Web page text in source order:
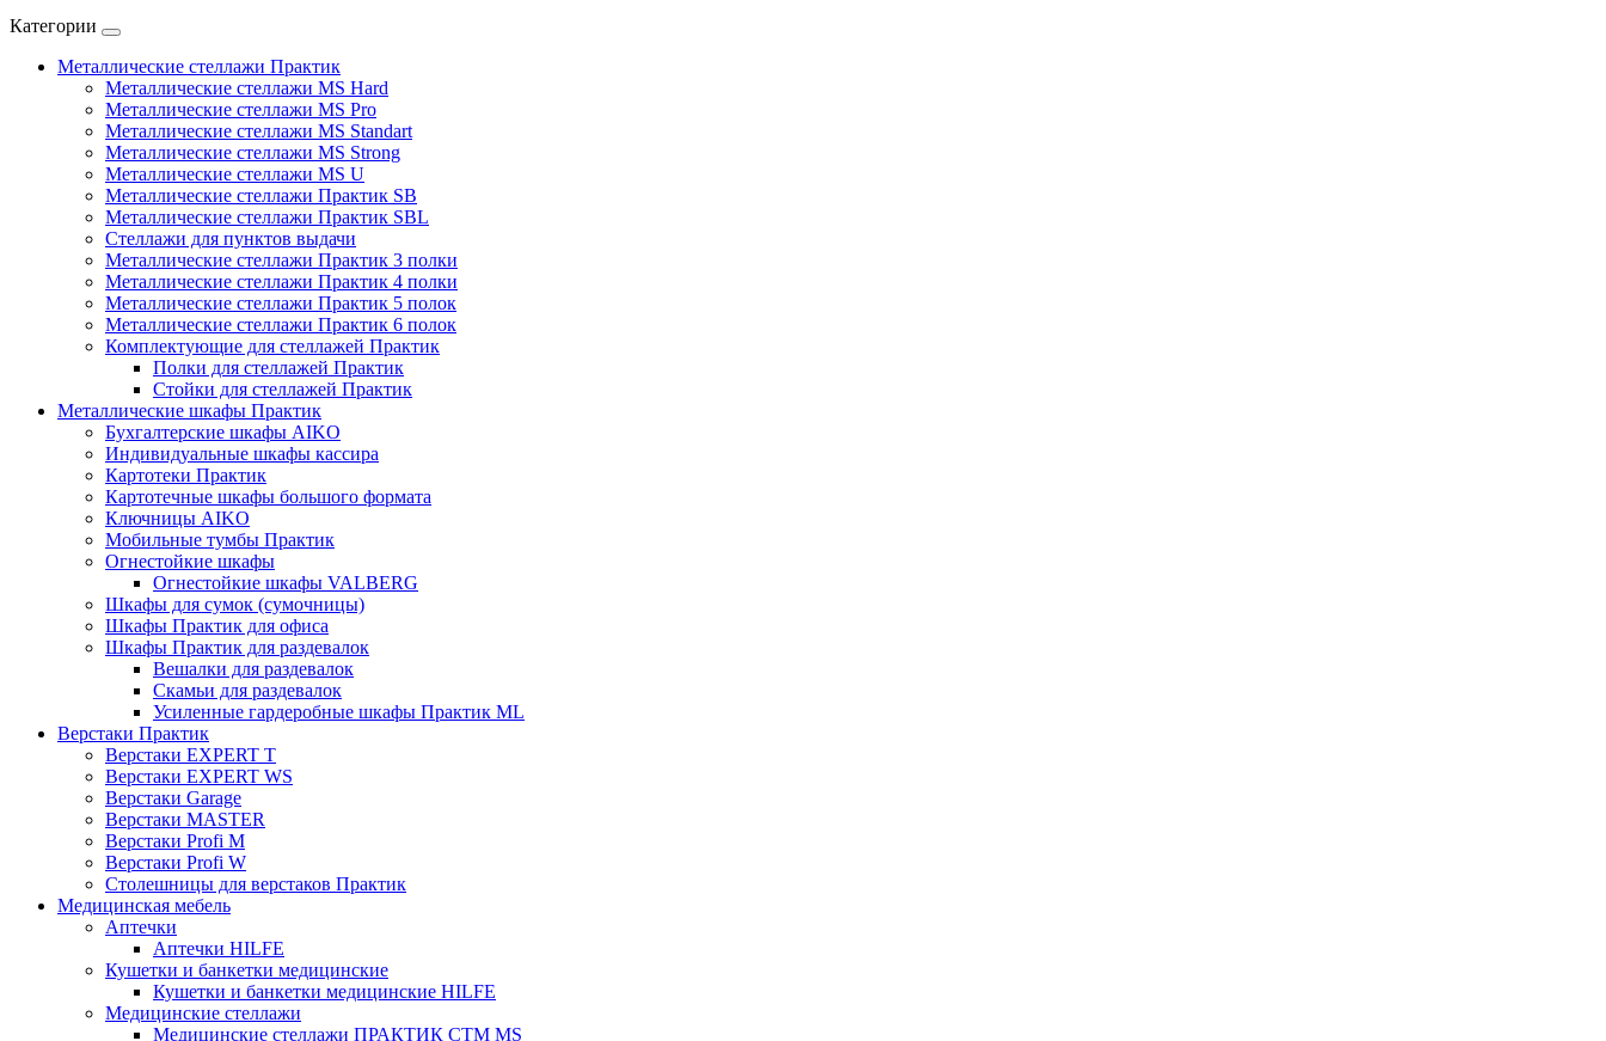
Категории
Металлические стеллажи Практик
Металлические стеллажи MS Hard
Металлические стеллажи MS Pro
Металлические стеллажи MS Standart
Металлические стеллажи MS Strong
Металлические стеллажи MS U
Металлические стеллажи Практик SB
Металлические стеллажи Практик SBL
Стеллажи для пунктов выдачи
Металлические стеллажи Практик 3 полки
Металлические стеллажи Практик 4 полки
Металлические стеллажи Практик 5 полок
Металлические стеллажи Практик 6 полок
Комплектующие для стеллажей Практик
Полки для стеллажей Практик
Стойки для стеллажей Практик
Металлические шкафы Практик
Бухгалтерские шкафы AIKO
Индивидуальные шкафы кассира
Картотеки Практик
Картотечные шкафы большого формата
Ключницы AIKO
Мобильные тумбы Практик
Огнестойкие шкафы
Огнестойкие шкафы VALBERG
Шкафы для сумок (сумочницы)
Шкафы Практик для офиса
Шкафы Практик для раздевалок
Вешалки для раздевалок
Скамьи для раздевалок
Усиленные гардеробные шкафы Практик ML
Верстаки Практик
Верстаки EXPERT T
Верстаки EXPERT WS
Верстаки Garage
Верстаки MASTER
Верстаки Profi M
Верстаки Profi W
Столешницы для верстаков Практик
Медицинская мебель
Аптечки
Аптечки HILFE
Кушетки и банкетки медицинские
Кушетки и банкетки медицинские HILFE
Медицинские стеллажи
Медицинские стеллажи ПРАКТИК СТМ MS